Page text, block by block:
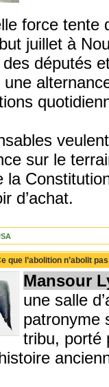
force tente
juillet à
députés
sur le
la
d’achat.
que l’abolition n’abolit
Mansour
une salle
patronyme
tribu, porté